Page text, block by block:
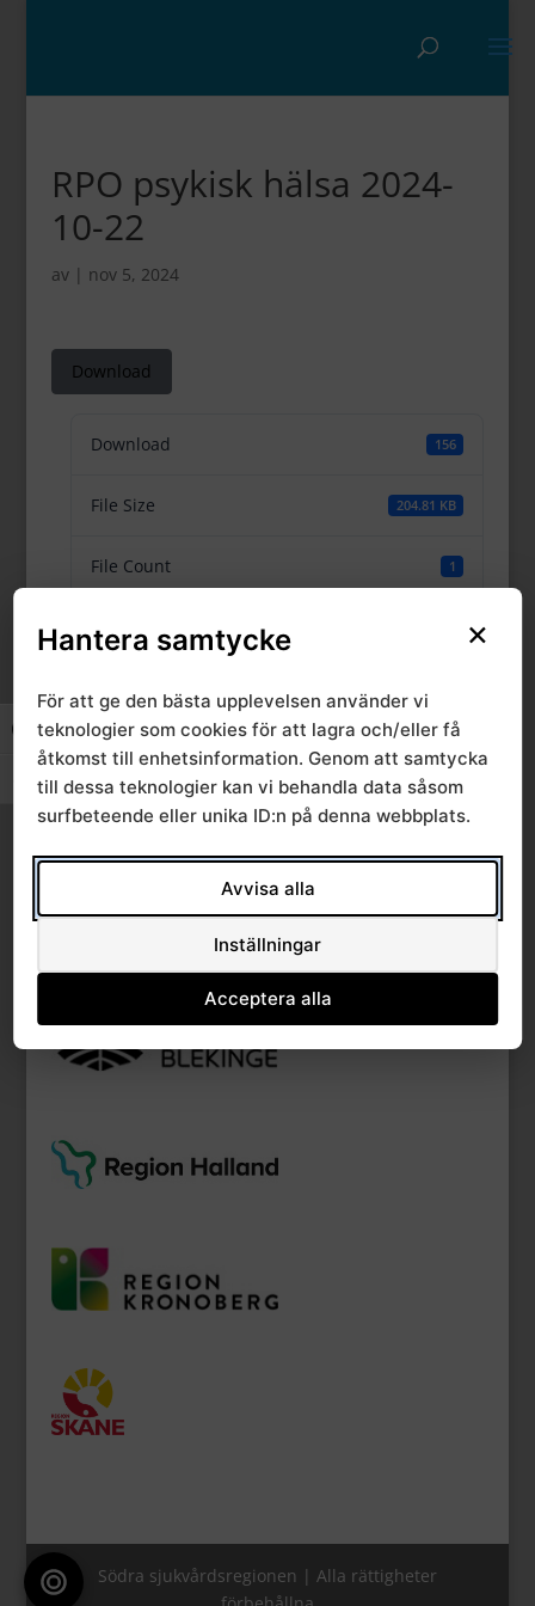
Slå på/av hög kontrast
Slå på/av textstorlek
RPO psykisk hälsa 2024-
10-22
av | nov 5, 2024
Download
Download 156
File Size 204.81 KB
File Count 1
Create Date
Last Updated
RPO psykisk hälsa
2024-10-22
Södra sjukvårdsregionen | Alla rättigheter
×
Hantera samtycke
För att ge den bästa upplevelsen använder vi
teknologier som cookies för att lagra och/eller få
åtkomst till enhetsinformation. Genom att samtycka
till dessa teknologier kan vi behandla data såsom
surfbeteende eller unika ID:n på denna webbplats.
Avvisa alla
Inställningar
Acceptera alla